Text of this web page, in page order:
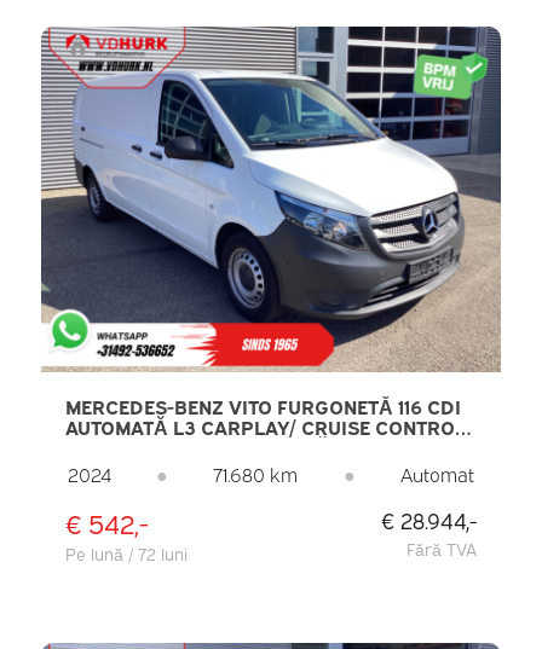
MERCEDES-BENZ VITO FURGONETĂ 116 CDI
AUTOMATĂ L3 CARPLAY/ CRUISE CONTROL/
AER CONDIȚIONAT/ CAMERĂ/ PDC
2024
● 71.680 km ● Automat
€ 542,-
Pe lună / 72 luni
€ 28.944,-
Fără TVA